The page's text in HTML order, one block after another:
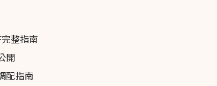
性反應較來自嫩枝的萃取物較好。來自葉子脂質
抗菌性，抗腫瘤性以及消炎作用。
整指南
開
配指南